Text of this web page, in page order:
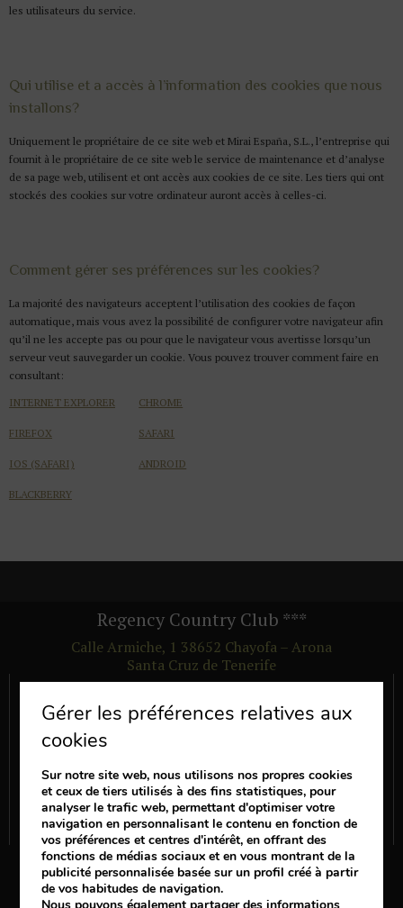
les utilisateurs du service.
Qui utilise et a accès à l’information des cookies que nous
installons?
Uniquement le propriétaire de ce site web et Mirai España, S.L., l’entreprise qui
fournit à le propriétaire de ce site web le service de maintenance et d’analyse
de sa page web, utilisent et ont accès aux cookies de ce site. Les tiers qui ont
stockés des cookies sur votre ordinateur auront accès à celles-ci.
Comment gérer ses préférences sur les cookies?
La majorité des navigateurs acceptent l’utilisation des cookies de façon
automatique, mais vous avez la possibilité de configurer votre navigateur afin
qu’il ne les accepte pas ou pour que le navigateur vous avertisse lorsqu’un
serveur veut sauvegarder un cookie. Vous pouvez trouver comment faire en
consultant:
INTERNET EXPLORER
CHROME
FIREFOX SAFARI
IOS (SAFARI) ANDROID
BLACKBERRY
Regency Country Club ***
Calle Armiche, 1 38652 Chayofa – Arona
Santa Cruz de Tenerife
CHAMBRES
OFFRES
AVANTAGES
VOIR LES COMMENTAIRES DES AUTRES CLIENTS
Suis nous
Gérer les préférences relatives aux
cookies
Sur notre site web, nous utilisons nos propres cookies
et ceux de tiers utilisés à des fins statistiques, pour
analyser le trafic web, permettant d'optimiser votre
navigation en personnalisant le contenu en fonction de
vos préférences et centres d'intérêt, en offrant des
fonctions de médias sociaux et en vous montrant de la
publicité personnalisée basée sur un profil créé à partir
de vos habitudes de navigation.